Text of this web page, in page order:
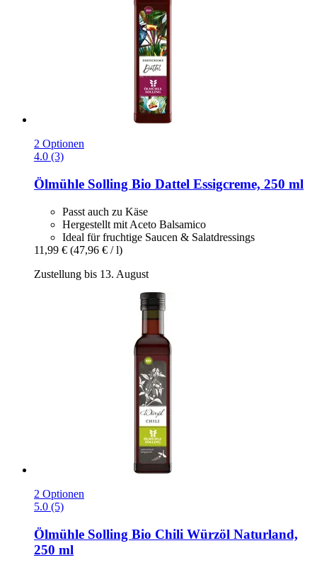
2 Optionen
4.0 (3)
Ölmühle Solling Bio Dattel Essigcreme, 250 ml
Passt auch zu Käse
Hergestellt mit Aceto Balsamico
Ideal für fruchtige Saucen & Salatdressings
11,99 € (47,96 € / l)
Zustellung bis 13. August
2 Optionen
5.0 (5)
Ölmühle Solling Bio Chili Würzöl Naturland,
250 ml